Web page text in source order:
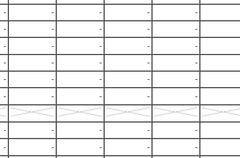
- - - -
-
- - - -
-
- - - -
-
- - - -
-
- - - -
-
- - - -
-
- - - -
-
- - - -
-